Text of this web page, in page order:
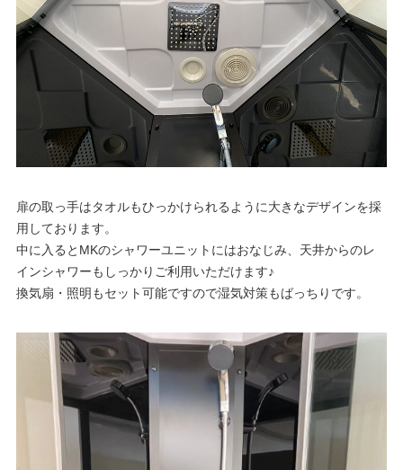
扉の取っ手はタオルもひっかけられるように大きなデザインを採
用しております。
中に入るとMKのシャワーユニットにはおなじみ、天井からのレ
インシャワーもしっかりご利用いただけます♪
換気扇・照明もセット可能ですので湿気対策もばっちりです。